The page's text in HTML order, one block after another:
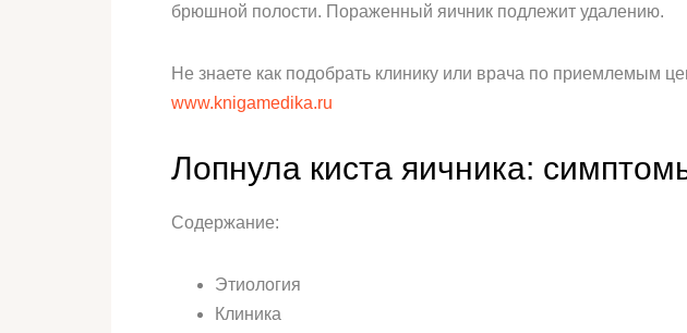
брюшной полости. Пораженный яичник подлежит удалению.
Не знаете как подобрать клинику или врача по приемлемым
www.knigamedika.ru
Лопнула киста яичника:
Содержание:
Этиология
Клиника